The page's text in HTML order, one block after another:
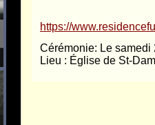
https://
Cérémonie: Le
Lieu : Église de St-